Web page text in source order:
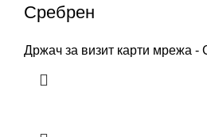
Сребрен
Држач за визит карти мрежа -